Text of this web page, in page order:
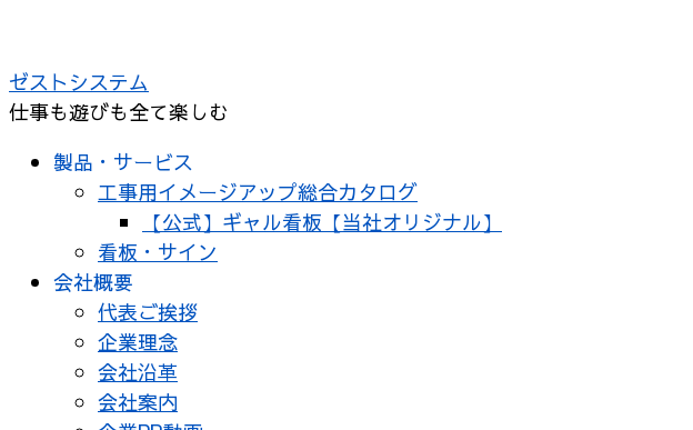
テ
ン
ゼストシステム
仕事も遊びも全て楽しむ
製品・サービス
工事用イメージアップ総合カタログ
【公式】ギャル看板【当社オリジナル】
看板・サイン
会社概要
代表ご挨拶
企業理念
会社沿革
会社案内